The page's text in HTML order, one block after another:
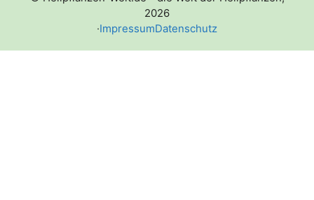
2026
·ImpressumDatenschutz